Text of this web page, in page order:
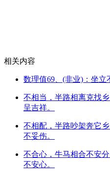
相关内容
数理值69、(非业)：坐
不相当，半路相离克找
呈吉祥。
不相配，半路吵架奔它
不妥伤。
不合心，牛马相合不安
不安心。